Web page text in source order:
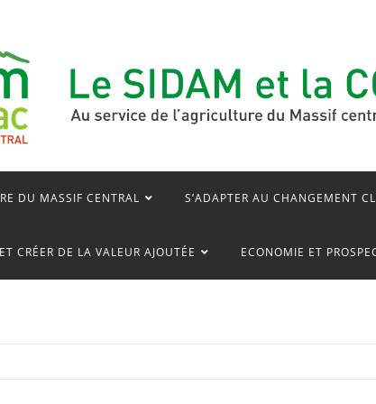
DU MASSIF CENTRAL S’ADAPTER AU CHANGEMENT
CRÉER DE LA VALEUR AJOUTÉE ECONOMIE ET